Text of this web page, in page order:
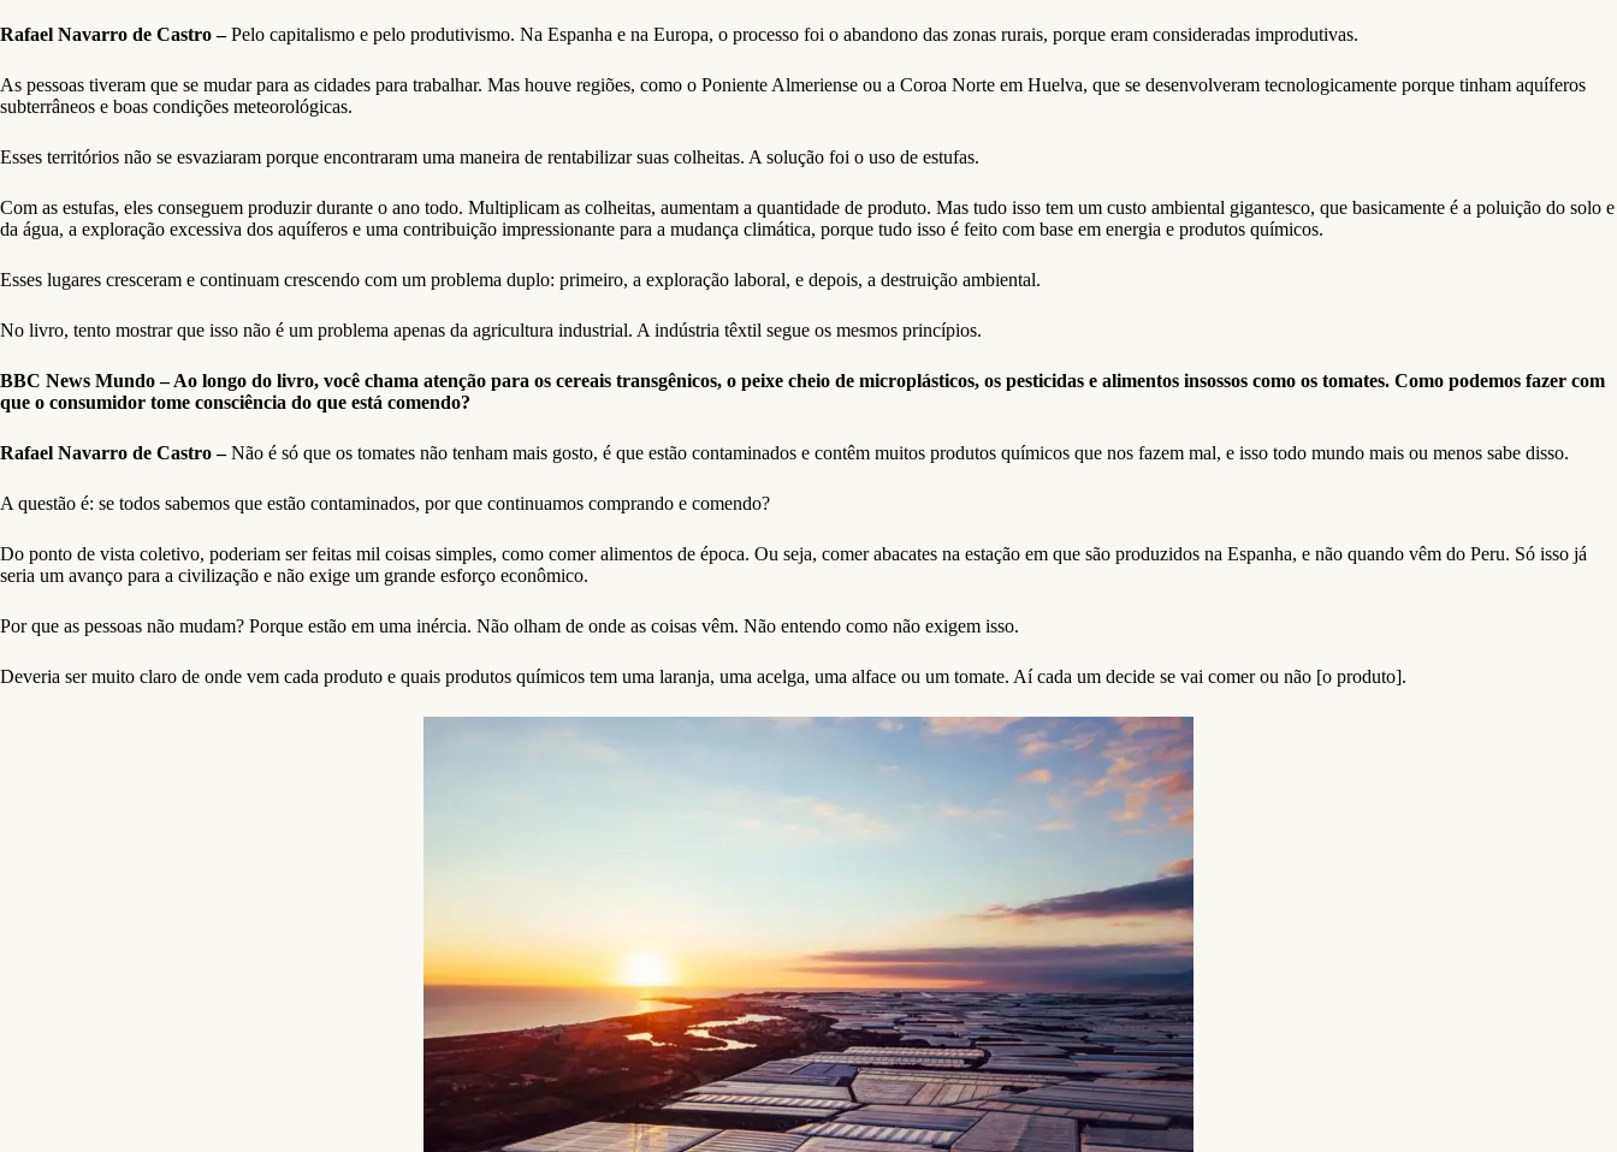
Rafael Navarro de Castro –Pelo capitalismo e pelo produtivismo. Na Espanha e na Europa, o processo foi o abandono das zonas rurais, porque eram consideradas improdutivas.
As pessoas tiveram que se mudar para as cidades para trabalhar. Mas houve regiões, como o Poniente Almeriense ou a Coroa Norte em Huelva, que se desenvolveram tecnologicamente porque tinham aquíferos
subterrâneos e boas condições meteorológicas.
Esses territórios não se esvaziaram porque encontraram uma maneira de rentabilizar suas colheitas. A solução foi o uso de estufas.
Com as estufas, eles conseguem produzir durante o ano todo. Multiplicam as colheitas, aumentam a quantidade de produto. Mas tudo isso tem um custo ambiental gigantesco, que basicamente é a poluição do solo e
da água, a exploração excessiva dos aquíferos e uma contribuição impressionante para a mudança climática, porque tudo isso é feito com base em energia e produtos químicos.
Esses lugares cresceram e continuam crescendo com um problema duplo: primeiro, a exploração laboral, e depois, a destruição ambiental.
No livro, tento mostrar que isso não é um problema apenas da agricultura industrial. A indústria têxtil segue os mesmos princípios.
BBC News Mundo – Ao longo do livro, você chama atenção para os cereais transgênicos, o peixe cheio de microplásticos, os pesticidas e alimentos insossos como os tomates. Como podemos fazer com
que o consumidor tome consciência do que está comendo?
Rafael Navarro de Castro –Não é só que os tomates não tenham mais gosto, é que estão contaminados e contêm muitos produtos químicos que nos fazem mal, e isso todo mundo mais ou menos sabe disso.
A questão é: se todos sabemos que estão contaminados, por que continuamos comprando e comendo?
Do ponto de vista coletivo, poderiam ser feitas mil coisas simples, como comer alimentos de época. Ou seja, comer abacates na estação em que são produzidos na Espanha, e não quando vêm do Peru. Só isso já
seria um avanço para a civilização e não exige um grande esforço econômico.
Por que as pessoas não mudam? Porque estão em uma inércia. Não olham de onde as coisas vêm. Não entendo como não exigem isso.
Deveria ser muito claro de onde vem cada produto e quais produtos químicos tem uma laranja, uma acelga, uma alface ou um tomate. Aí cada um decide se vai comer ou não [o produto].